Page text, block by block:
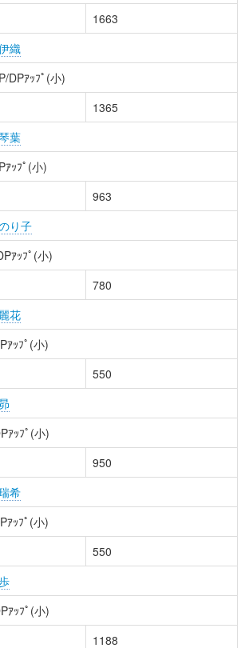
1663
織
DPｱｯﾌﾟ(小)
1365
葉
ｱｯﾌﾟ(小)
963
り子
ｱｯﾌﾟ(小)
780
花
ｱｯﾌﾟ(小)
550
ｱｯﾌﾟ(小)
950
希
ｱｯﾌﾟ(小)
550
ｱｯﾌﾟ(小)
1188